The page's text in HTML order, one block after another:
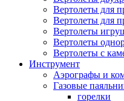
Вертолеты для
Вертолеты для
Вертолеты
Вертолеты
Вертолеты с
Инструмент
Аэрографы и
Газовые
горелки